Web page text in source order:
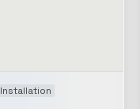
Installation